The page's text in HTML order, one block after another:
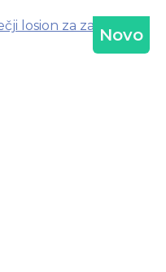
Novo